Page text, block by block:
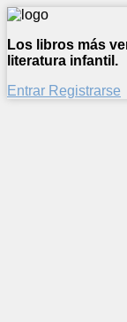
Los libros más
literatura infantil.
Entrar Registrarse